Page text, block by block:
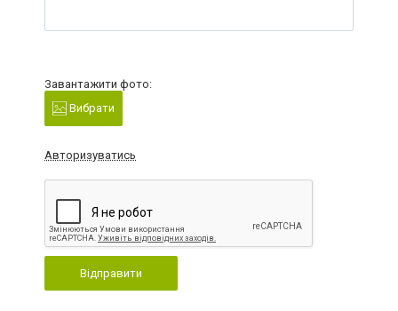
Завантажити фото:
Вибрати
Авторизуватись
Відправити